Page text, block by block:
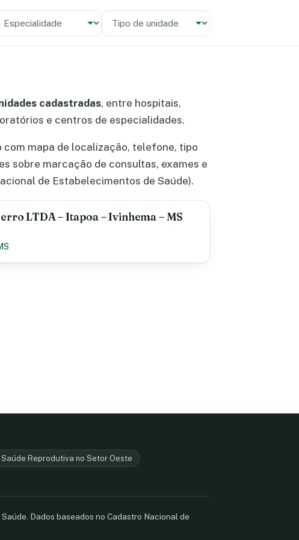
Especialidade
Tipo de unidade
cadastradas, entre hospitais,
e centros de especialidades.
mapa de localização, telefone, tipo
sobre marcação de consultas, exames e
de Estabelecimentos de Saúde).
LTDA – Itapoa – Ivinhema – MS
Reprodutiva no Setor Oeste
Dados baseados no Cadastro Nacional de